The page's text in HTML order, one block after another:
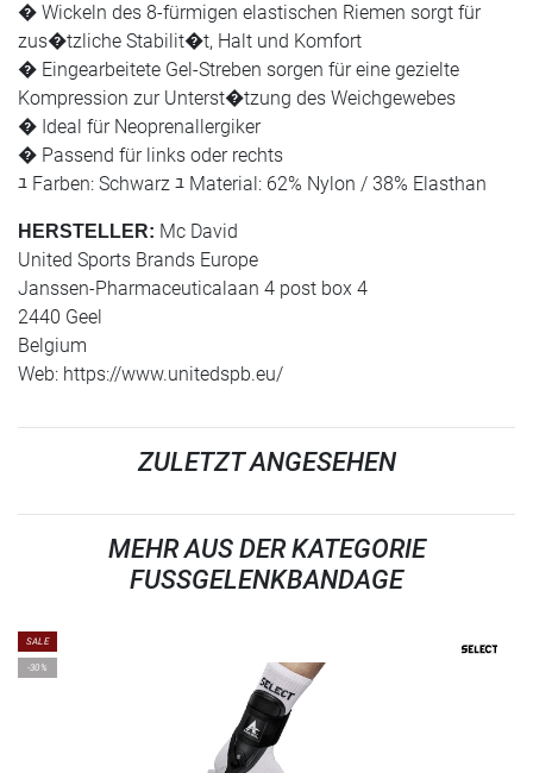
� Wickeln des 8-fürmigen elastischen Riemen sorgt für
zus�tzliche Stabilit�t, Halt und Komfort
� Eingearbeitete Gel-Streben sorgen für eine gezielte
Kompression zur Unterst�tzung des Weichgewebes
� Ideal für Neoprenallergiker
� Passend für links oder rechts
ﾕ Farben: Schwarz ﾕ Material: 62% Nylon / 38% Elasthan
HERSTELLER: Mc David
United Sports Brands Europe
Janssen-Pharmaceuticalaan 4 post box 4
2440 Geel
Belgium
Web: https://www.unitedspb.eu/
ZULETZT ANGESEHEN
MEHR AUS DER KATEGORIE
FUSSGELENKBANDAGE
SALE
-30%